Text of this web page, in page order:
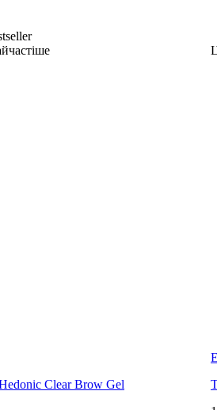
Clear Brow Gel